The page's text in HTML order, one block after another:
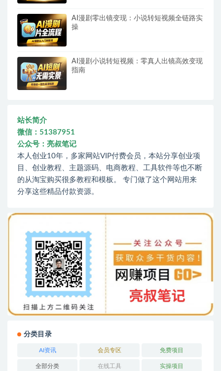
AI漫剧零出镜变现：小说转短视频全链路实
操
AI漫剧小说转短视频：零真人出镜高效变现
指南
站长简介
微信：51387951
公众号：亮叔笔记
本人创业10年，多家网站VIP付费会员，本站分享创业项
目、创业教程、主题源码、电商教程、工具软件等也不断
的从淘宝购买很多教程和模板。 专门做了这个网站用来
分享这些精品付款资源。
分类目录
AI资讯 会员专区 免费项目
全部分类 在线工具 实操项目